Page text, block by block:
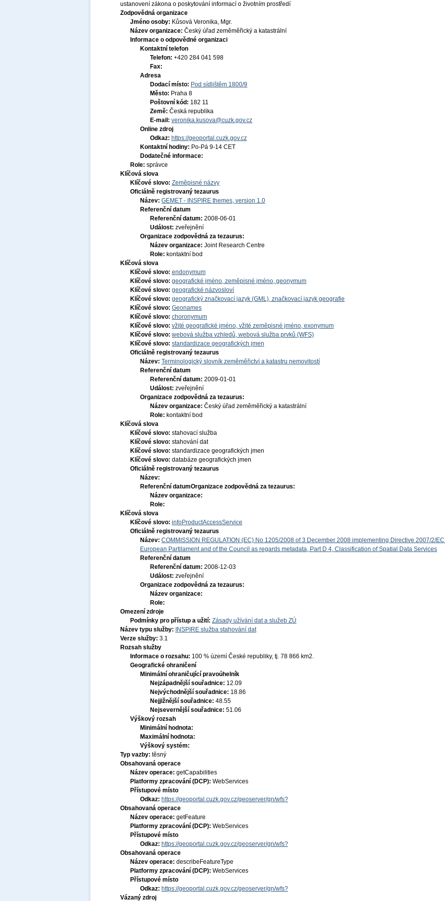
ustanovení zákona o poskytování informací o životním prostředí
Zodpovědná organizace
Jméno osoby: Kůsová Veronika, Mgr.
Název organizace: Český úřad zeměměřický a katastrální
Informace o odpovědné organizaci
Kontaktní telefon
Telefon: +420 284 041 598
Fax:
Adresa
Dodací místo: Pod sídlištěm 1800/9
Město: Praha 8
Poštovní kód: 182 11
Země: Česká republika
E-mail: veronika.kusova@cuzk.gov.cz
Online zdroj
Odkaz: https://geoportal.cuzk.gov.cz
Kontaktní hodiny: Po-Pá 9-14 CET
Dodatečné informace:
Role: správce
Klíčová slova
Klíčové slovo: Zeměpisné názvy
Oficiálně registrovaný tezaurus
Název: GEMET - INSPIRE themes, version 1.0
Referenční datum
Referenční datum: 2008-06-01
Událost: zveřejnění
Organizace zodpovědná za tezaurus:
Název organizace: Joint Research Centre
Role: kontaktní bod
Klíčová slova
Klíčové slovo: endonymum
Klíčové slovo: geografické jméno, zeměpisné jméno, geonymum
Klíčové slovo: geografické názvosloví
Klíčové slovo: geografický značkovací jazyk (GML), značkovací jazyk geografie
Klíčové slovo: Geonames
Klíčové slovo: choronymum
Klíčové slovo: vžité geografické jméno, vžité zeměpisné jméno, exonymum
Klíčové slovo: webová služba vzhledů, webová služba prvků (WFS)
Klíčové slovo: standardizace geografických jmen
Oficiálně registrovaný tezaurus
Název: Terminologický slovník zeměměřictví a katastru nemovitostí
Referenční datum
Referenční datum: 2009-01-01
Událost: zveřejnění
Organizace zodpovědná za tezaurus:
Název organizace: Český úřad zeměměřický a katastrální
Role: kontaktní bod
Klíčová slova
Klíčové slovo: stahovací služba
Klíčové slovo: stahování dat
Klíčové slovo: standardizace geografických jmen
Klíčové slovo: databáze geografických jmen
Oficiálně registrovaný tezaurus
Název:
Referenční datumOrganizace zodpovědná za tezaurus:
Název organizace:
Role:
Klíčová slova
Klíčové slovo: infoProductAccessService
Oficiálně registrovaný tezaurus
Název: COMMISSION REGULATION (EC) No 1205/2008 of 3 December 2008 implementing Directive 2007/2/EC
European Partilament and of the Council as regards metadata, Part D 4, Classification of Spatial Data Services
Referenční datum
Referenční datum: 2008-12-03
Událost: zveřejnění
Organizace zodpovědná za tezaurus:
Název organizace:
Role:
Omezení zdroje
Podmínky pro přístup a užití: Zásady užívání dat a služeb ZÚ
Název typu služby:
INSPIRE služba stahování dat
Verze služby: 3.1
Rozsah služby
Informace o rozsahu: 100 % území České republiky, tj. 78 866 km2.
Geografické ohraničení
Minimální ohraničující pravoúhelník
Nejzápadnější souřadnice: 12.09
Nejvýchodnější souřadnice: 18.86
Nejjižnější souřadnice: 48.55
Nejsevernější souřadnice: 51.06
Výškový rozsah
Minimální hodnota:
Maximální hodnota:
Výškový systém:
Typ vazby: těsný
Obsahovaná operace
Název operace: getCapabilities
Platformy zpracování (DCP): WebServices
Přístupové místo
Odkaz: https://geoportal.cuzk.gov.cz/geoserver/gn/wfs?
Obsahovaná operace
Název operace: getFeature
Platformy zpracování (DCP): WebServices
Přístupové místo
Odkaz: https://geoportal.cuzk.gov.cz/geoserver/gn/wfs?
Obsahovaná operace
Název operace: describeFeatureType
Platformy zpracování (DCP): WebServices
Přístupové místo
Odkaz: https://geoportal.cuzk.gov.cz/geoserver/gn/wfs?
Vázaný zdroj